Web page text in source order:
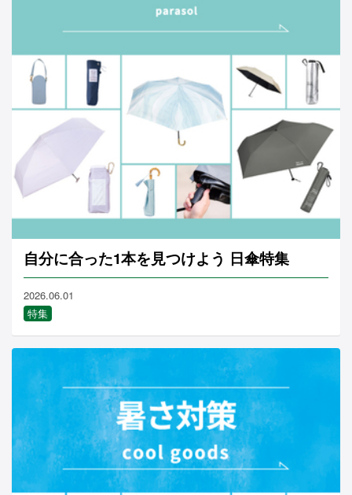
自分に合った1本を見つけよう 日傘特集
2026.06.01
特集